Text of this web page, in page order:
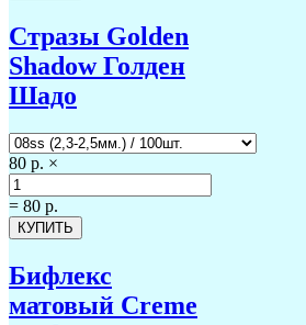
Стразы Golden
Shadow Голден
Шадо
80 р. ×
= 80 р.
Бифлекс
матовый Creme